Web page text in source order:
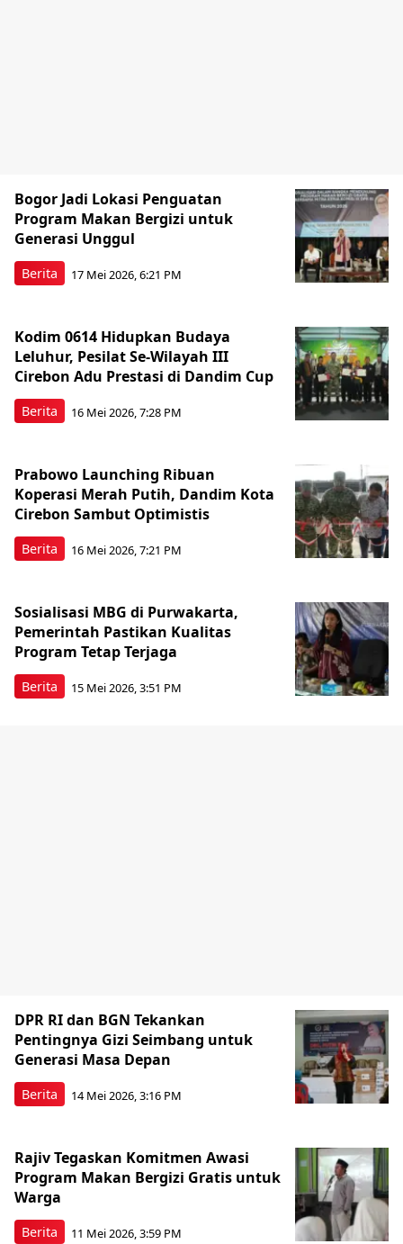
Berita
Bogor Jadi Lokasi Penguatan
Program Makan Bergizi untuk
Generasi Unggul
17 Mei 2026, 6:21 PM
Berita
Kodim 0614 Hidupkan Budaya
Leluhur, Pesilat Se-Wilayah III
Cirebon Adu Prestasi di Dandim Cup
16 Mei 2026, 7:28 PM
Berita
Prabowo Launching Ribuan
Koperasi Merah Putih, Dandim Kota
Cirebon Sambut Optimistis
16 Mei 2026, 7:21 PM
Berita
Sosialisasi MBG di Purwakarta,
Pemerintah Pastikan Kualitas
Program Tetap Terjaga
15 Mei 2026, 3:51 PM
Berita
DPR RI dan BGN Tekankan
Pentingnya Gizi Seimbang untuk
Generasi Masa Depan
14 Mei 2026, 3:16 PM
Berita
Rajiv Tegaskan Komitmen Awasi
Program Makan Bergizi Gratis untuk
Warga
11 Mei 2026, 3:59 PM